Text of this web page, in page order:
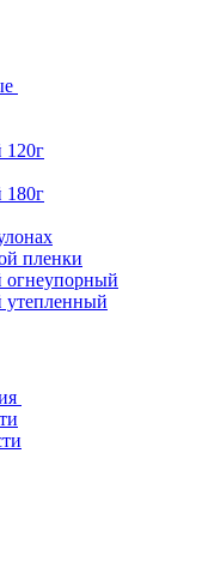
120г
180г
пленки
огнеупорный
утепленный